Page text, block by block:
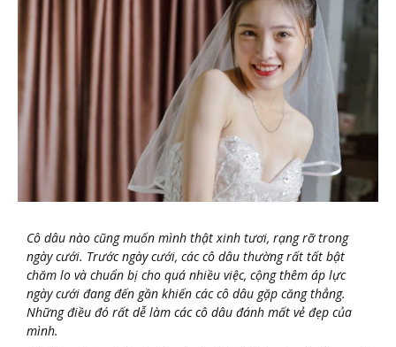
Cô dâu nào cũng muốn mình thật xinh tươi, rạng rỡ trong
ngày cưới. Trước ngày cưới, các cô dâu thường rất tất bật
chăm lo và chuẩn bị cho quá nhiều việc, cộng thêm áp lực
ngày cưới đang đến gần khiến các cô dâu gặp căng thẳng.
Những điều đó rất dễ làm các cô dâu đánh mất vẻ đẹp của
mình.